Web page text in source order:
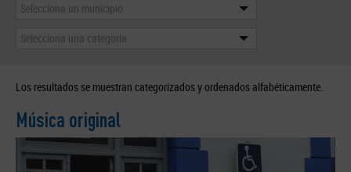
Selecciona un municipio
Selecciona una categoría
Los resultados se muestran categorizados y ordenados alfabéticamente.
Música original